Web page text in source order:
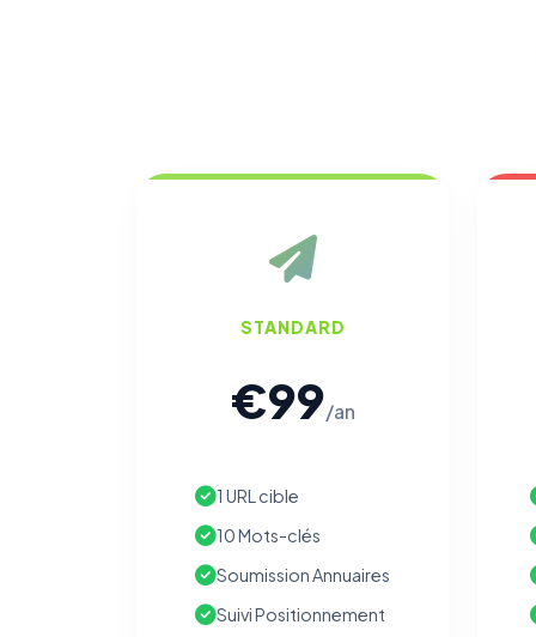
STANDARD
€99/an
1 URL cible
10 Mots-clés
Soumission Annuaires
Suivi Positionnement